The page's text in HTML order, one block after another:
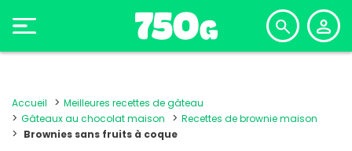
Accueil
Meilleures recettes de gâteau
Gâteaux au chocolat maison
Recettes de brownie maison
Brownies sans fruits à coque